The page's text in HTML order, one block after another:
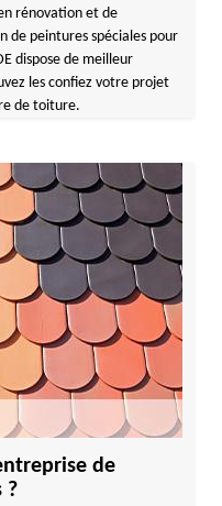
rénovation et de
de peintures spéciales pour
dispose de meilleur
les confiez votre projet
de toiture.
de
?